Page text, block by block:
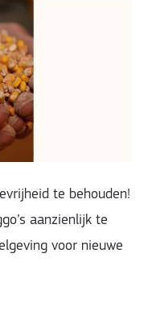
te behouden!
aanzienlijk te
voor nieuwe